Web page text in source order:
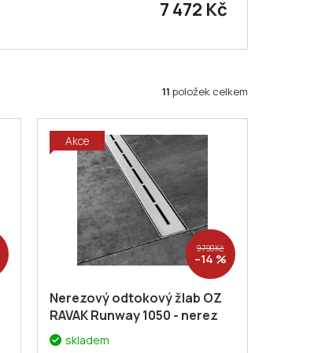
7 472 Kč
11 položek celkem
Akce
9 790 Kč
–14 %
Nerezový odtokový žlab OZ
RAVAK Runway 1050 - nerez
X01392
skladem